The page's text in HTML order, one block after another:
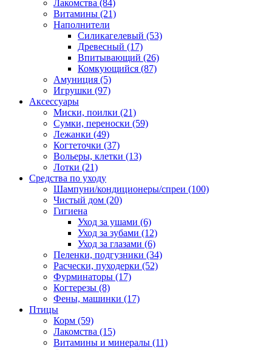
Лакомства (84)
Витамины (21)
Наполнители
Силикагелевый (53)
Древесный (17)
Впитывающий (26)
Комкующийся (87)
Амуниция (5)
Игрушки (97)
Аксессуары
Миски, поилки (21)
Сумки, переноски (59)
Лежанки (49)
Когтеточки (37)
Вольеры, клетки (13)
Лотки (21)
Средства по уходу
Шампуни/кондиционеры/спреи (100)
Чистый дом (20)
Гигиена
Уход за ушами (6)
Уход за зубами (12)
Уход за глазами (6)
Пеленки, подгузники (34)
Расчески, пуходерки (52)
Фурминаторы (17)
Когтерезы (8)
Фены, машинки (17)
Птицы
Корм (59)
Лакомства (15)
Витамины и минералы (11)